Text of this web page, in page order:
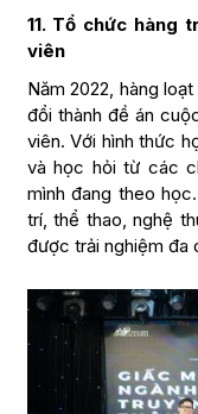
11. Tổ chức hàng
viên
Năm 2022, hàng
đổi thành đề án
viên. Với hình thức
và học hỏi từ các
mình đang theo
trí, thể thao, nghệ
được trải nghiệm đa